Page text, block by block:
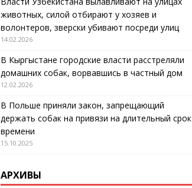
животных, силой отбирают у хозяев и
волонтеров, зверски убивают посреди улиц
14.02.2026
В Кыргыстане городские власти расстреляли
домашних собак, ворвавшись в частный дом
12.02.2026
В Польше приняли закон, запрещающий
держать собак на привязи на длительный срок
времени
15.10.2025
АРХИВЫ